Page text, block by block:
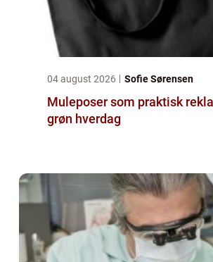
04 august 2026 Sofie Sørensen
Muleposer som praktisk
grøn hverdag